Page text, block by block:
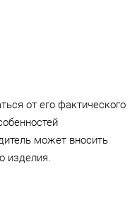
от его фактического
может вносить
изделия.